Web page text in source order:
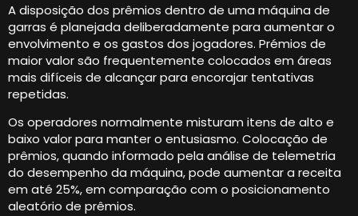
A disposição dos prêmios dentro de uma máquina de
garras é planejada deliberadamente para aumentar o
envolvimento e os gastos dos jogadores. Prémios de
maior valor são frequentemente colocados em áreas
mais difíceis de alcançar para encorajar tentativas
repetidas.
Os operadores normalmente misturam itens de alto e
baixo valor para manter o entusiasmo. Colocação de
prêmios, quando informado pela análise de telemetria
do desempenho da máquina, pode aumentar a receita
em até 25%, em comparação com o posicionamento
aleatório de prêmios.